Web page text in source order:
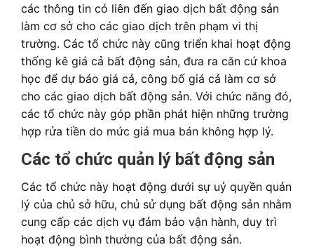
các thông tin có liên đến giao dịch bất động sản
làm cơ sở cho các giao dịch trên phạm vi thị
trường. Các tổ chức này cũng triển khai hoạt động
thống kê giá cả bất động sản, đưa ra căn cứ khoa
học để dự báo giá cả, công bố giá cả làm cơ sở
cho các giao dịch bất động sản. Với chức năng đó,
các tổ chức này góp phần phát hiện những trường
hợp rửa tiền do mức giá mua bán không hợp lý.
Các tổ chức quản lý bất động sản
Các tổ chức này hoạt động dưới sự uỷ quyền quản
lý của chủ sở hữu, chủ sử dụng bất động sản nhằm
cung cấp các dịch vụ đảm bảo vận hành, duy trì
hoạt động bình thường của bất động sản.